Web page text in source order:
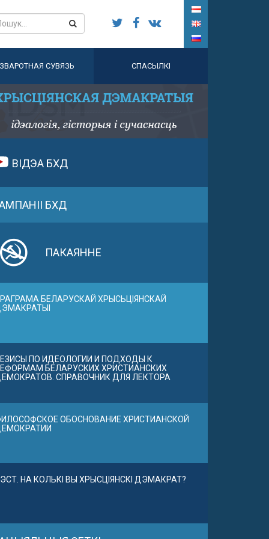
ЗВАРОТНАЯ СУВЯЗЬ СПАСЫЛКІ
ВІДЭА БХД
БХД
ПАКАЯННЕ
БЕЛАРУСКАЙ ХРЫСЬЦІЯНСКАЙ
ПО ИДЕОЛОГИИ И ПОДХОДЫ К
БЕЛАРУСКИХ ХРИСТИАНСКИХ
СПРАВОЧНИК ДЛЯ ЛЕКТОРА
ОБОСНОВАНИЕ ХРИСТИАНСКОЙ
НА КОЛЬКІ ВЫ ХРЫСЦІЯНСКІ ДЭМАКРАТ?